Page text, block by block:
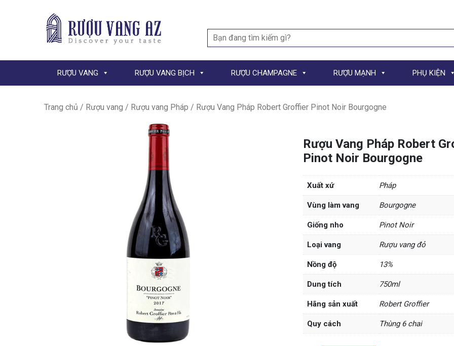
Search
for:
RƯỢU VANG RƯỢU VANG BỊCH RƯỢU CHAMPAGNE RƯỢU MẠNH PHỤ KIỆN
Trang chủ / Rượu vang / Rượu vang Pháp / Rượu Vang Pháp Robert Groffier Pinot Noir Bourgogne
Rượu Vang Pháp Robert
Pinot Noir Bourgogne
Xuất xứ Pháp
Vùng làm vang Bourgogne
Giống nho Pinot Noir
Loại vang Rượu vang đỏ
Nồng độ 13%
Dung tích 750ml
Hãng sản xuất Robert Groffier
Quy cách Thùng 6 chai